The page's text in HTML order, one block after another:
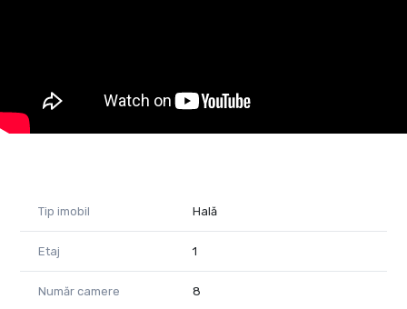
Sună și programează o vizionare.
Raluca Marinescu Consultant imobiliar PropertyLAB
Cod proprietate 1628318
Tip imobil Hală
Etaj 1
Număr camere 8